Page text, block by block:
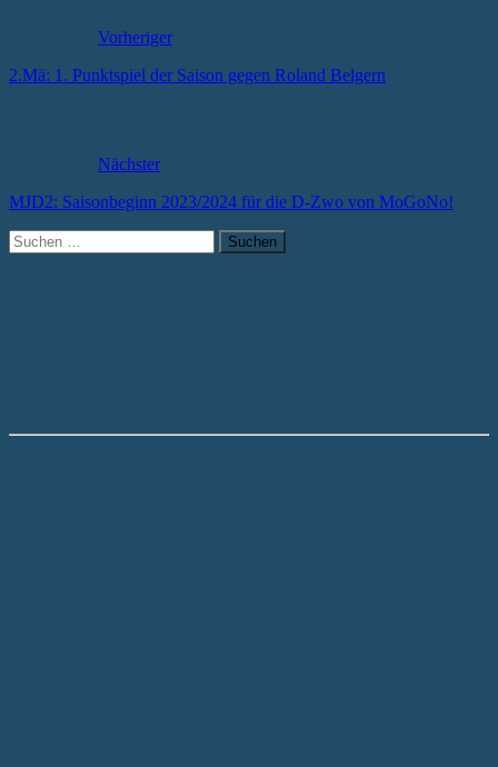
Vorheriger
2.Mä: 1. Punktspiel der Saison gegen Roland Belgern
Nächster
MJD2: Saisonbeginn 2023/2024 für die D-Zwo von MoGoNo!
Suchen
nach: